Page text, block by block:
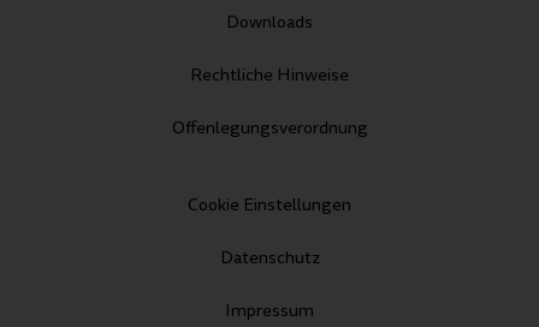
Downloads
Rechtliche Hinweise
Offenlegungsverordnung
Cookie Einstellungen
Datenschutz
Impressum